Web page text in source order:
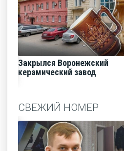
Закрылся Воронежский
керамический завод
СВЕЖИЙ НОМЕР